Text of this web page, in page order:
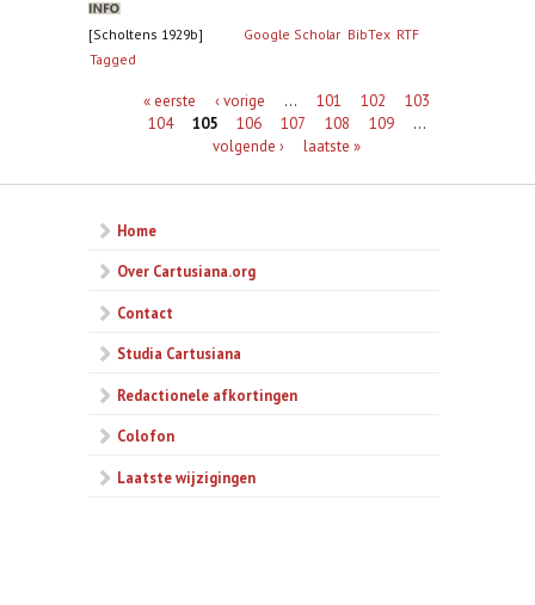
[Scholtens 1929b] Google Scholar BibTex RTF
Tagged
Pagina's« eerste ‹ vorige … 101 102
103
104
105 106 107 108 109
…
volgende ›
laatste »
Home
Over Cartusiana.org
Contact
Studia Cartusiana
Redactionele afkortingen
Colofon
Laatste wijzigingen